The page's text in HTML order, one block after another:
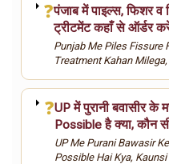
❓पंजाब में पाइल्स, फिशर व
ट्रीटमेंट कहाँ से ऑर्डर
Punjab Me Piles Fissure
Treatment Kahan
❓UP में पुरानी बवासीर के
Possible है क्या, कौन
UP Me Purani Bawasir
Possible Hai Kya,